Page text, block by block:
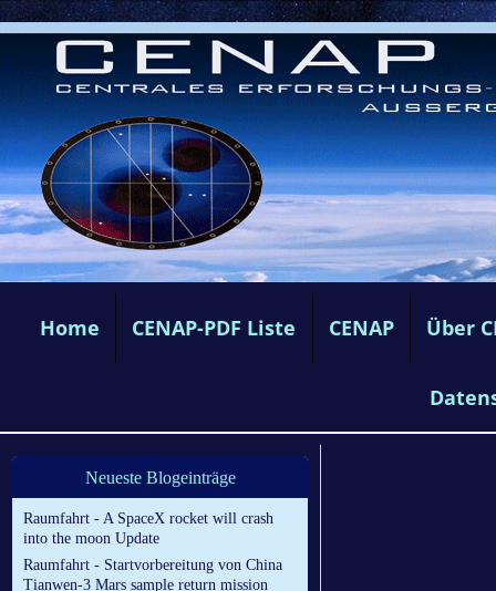
Home CENAP-PDF Liste CENAP Über
Neueste Blogeinträge
Raumfahrt - A SpaceX rocket will crash
into the moon Update
Raumfahrt - Startvorbereitung von China
Tianwen-3 Mars sample return mission